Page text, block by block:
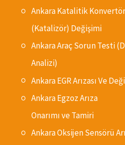
Ankara Katalitik Konvertör
(Katalizör) Değişimi
Ankara Araç Sorun Testi
Analizi)
Ankara EGR Arızası Ve
Ankara Egzoz Arıza
Onarımı ve Tamiri
Ankara Oksijen Sensörü